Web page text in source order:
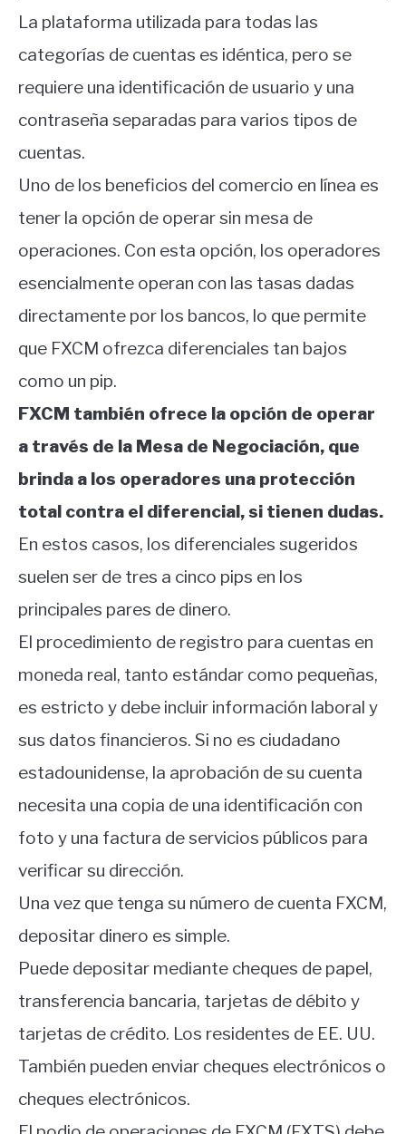
La plataforma utilizada para todas las
categorías de cuentas es idéntica, pero se
requiere una identificación de usuario y una
contraseña separadas para varios tipos de
cuentas.
Uno de los beneficios del comercio en línea es
tener la opción de operar sin mesa de
operaciones. Con esta opción, los operadores
esencialmente operan con las tasas dadas
directamente por los bancos, lo que permite
que FXCM ofrezca diferenciales tan bajos
como un pip.
FXCM también ofrece la opción de operar
a través de la Mesa de Negociación, que
brinda a los operadores una protección
total contra el diferencial, si tienen dudas.
En estos casos, los diferenciales sugeridos
suelen ser de tres a cinco pips en los
principales pares de dinero.
El procedimiento de registro para cuentas en
moneda real, tanto estándar como pequeñas,
es estricto y debe incluir información laboral y
sus datos financieros. Si no es ciudadano
estadounidense, la aprobación de su cuenta
necesita una copia de una identificación con
foto y una factura de servicios públicos para
verificar su dirección.
Una vez que tenga su número de cuenta FXCM,
depositar dinero es simple.
Puede depositar mediante cheques de papel,
transferencia bancaria, tarjetas de débito y
tarjetas de crédito. Los residentes de EE. UU.
También pueden enviar cheques electrónicos o
cheques electrónicos.